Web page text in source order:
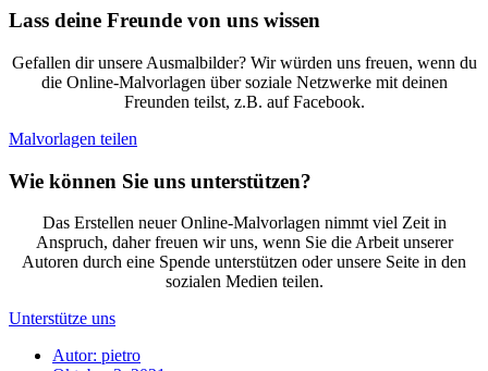
Lass deine Freunde von uns wissen
Gefallen dir unsere Ausmalbilder? Wir würden uns freuen, wenn du
die Online-Malvorlagen über soziale Netzwerke mit deinen
Freunden teilst, z.B. auf Facebook.
Malvorlagen teilen
Wie können Sie uns unterstützen?
Das Erstellen neuer Online-Malvorlagen nimmt viel Zeit in
Anspruch, daher freuen wir uns, wenn Sie die Arbeit unserer
Autoren durch eine Spende unterstützen oder unsere Seite in den
sozialen Medien teilen.
Unterstütze uns
Autor: pietro